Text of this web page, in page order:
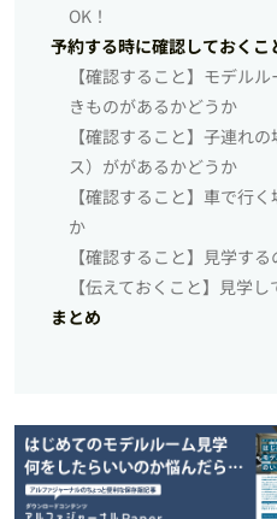
OK！
予約する時に確認しておくこ
【確認すること】モデル
きものがあるかどうか
【確認すること】子連れ
ス）ががあるかどうか
【確認すること】車で行
か
【確認すること】見学す
【伝えておくこと】見学
まとめ